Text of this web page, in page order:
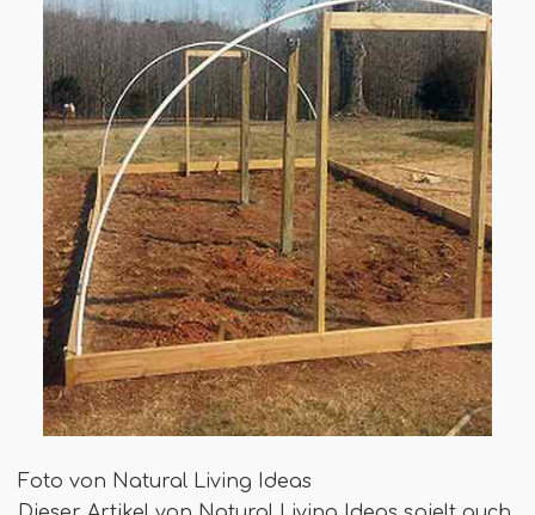
Foto von Natural Living Ideas